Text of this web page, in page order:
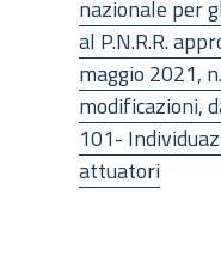
nazionale per
al P.N.R.R.
maggio 2021,
modificazioni,
101-
attuatori